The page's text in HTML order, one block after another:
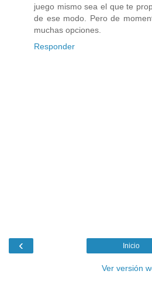
juego mismo sea el que te
de ese modo. Pero de
muchas opciones.
Responder
‹ Inicio
Ver versión